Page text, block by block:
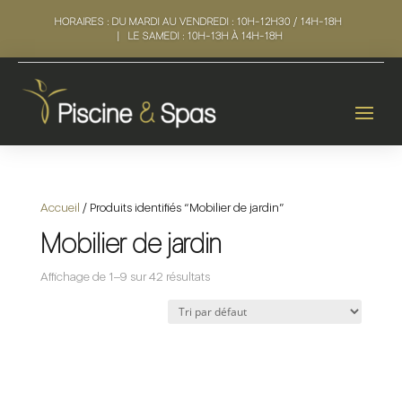
HORAIRES : DU MARDI AU VENDREDI : 10H-12H30 / 14H-18H
LE SAMEDI : 10H-13H À 14H-18H
Accueil / Produits identifiés “Mobilier de jardin”
Mobilier de jardin
Affichage de 1–9 sur 42 résultats